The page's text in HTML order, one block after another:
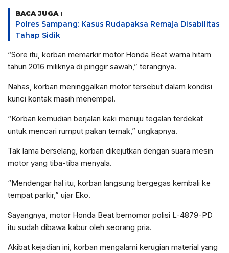
BACA JUGA :
Polres Sampang: Kasus Rudapaksa Remaja Disabilitas
Tahap Sidik
“Sore itu, korban memarkir motor Honda Beat warna hitam
tahun 2016 miliknya di pinggir sawah,” terangnya.
Nahas, korban meninggalkan motor tersebut dalam kondisi
kunci kontak masih menempel.
“Korban kemudian berjalan kaki menuju tegalan terdekat
untuk mencari rumput pakan ternak,” ungkapnya.
Tak lama berselang, korban dikejutkan dengan suara mesin
motor yang tiba-tiba menyala.
“Mendengar hal itu, korban langsung bergegas kembali ke
tempat parkir,” ujar Eko.
Sayangnya, motor Honda Beat bernomor polisi L-4879-PD
itu sudah dibawa kabur oleh seorang pria.
Akibat kejadian ini, korban mengalami kerugian material yang